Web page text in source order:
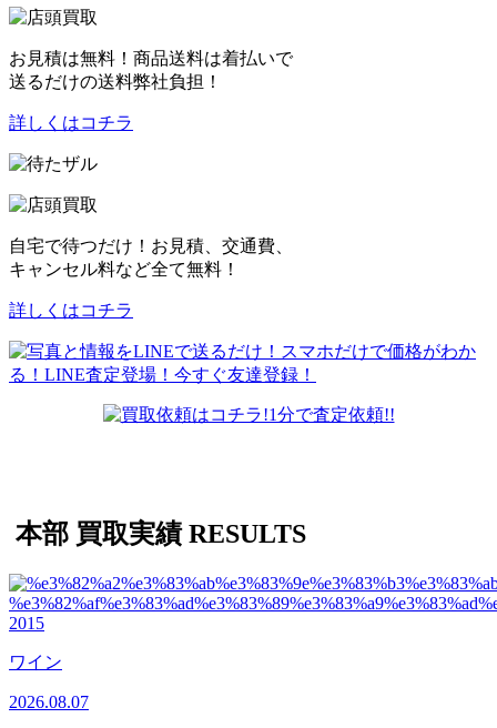
お見積は無料！商品送料は着払いで
送るだけの送料弊社負担！
詳しくはコチラ
自宅で待つだけ！お見積、交通費、
キャンセル料など全て無料！
詳しくはコチラ
本部 買取実績RESULTS
ワイン
2026.08.07